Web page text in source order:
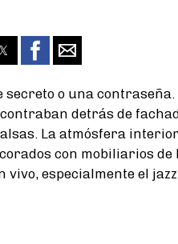
o una
detrás de
La atmósfera
con mobiliarios de
especialmente el